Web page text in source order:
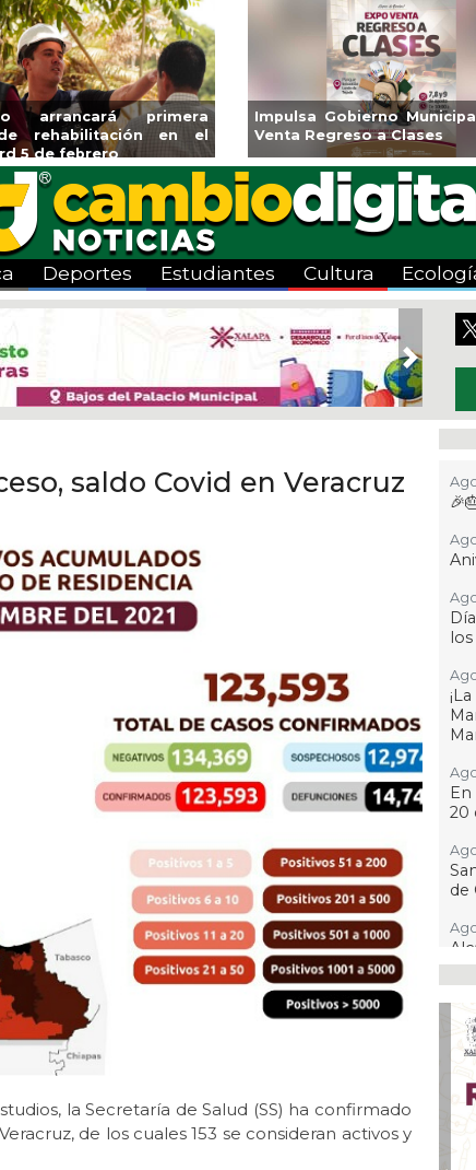
CMAS el Programa de
durante agosto
Guarniciones y
colonia El Mango en
Deportes Estudiantes Cultura
Next
saldo Covid en Veracruz
la Secretaría de Salud (SS) ha confirmado
de los cuales 153 se consideran activos y
20
de